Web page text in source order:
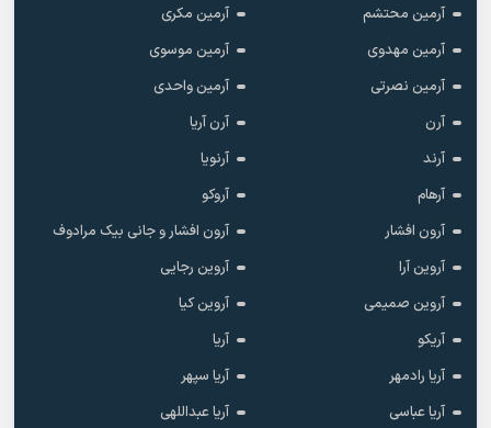
آرمین محتشم
آرمین مکری
آرمین مهدوی
آرمین موسوی
آرمین نصرتی
آرمین واحدی
آرن
آرن آریا
آرند
آرنویا
آرهام
آروکو
آرون افشار
آرون افشار و جانی بیک مرادوف
آروین آرا
آروین رجایی
آروین صمیمی
آروین کیا
آریکو
آریا
آریا رادمهر
آریا سپهر
آریا عباسی
آریا عبداللهی